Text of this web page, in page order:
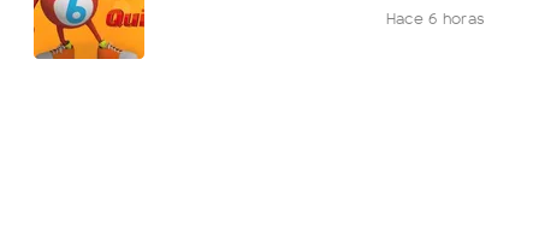
Hace 6 horas